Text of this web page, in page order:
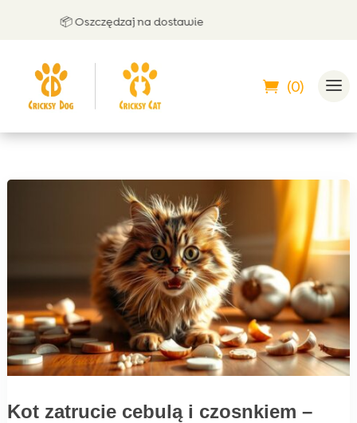
📦 Oszczędzaj na dostawie
(0)
Kot zatrucie cebulą i czosnkiem –